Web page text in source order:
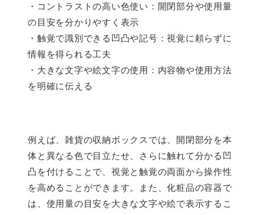
・コントラストの高い色使い：開閉部分や使用量
の目安を分かりやすく表示
・触覚で識別できる凹凸や記号：視覚に頼らずに
情報を得られる工夫
・大きな文字や絵文字の使用：内容物や使用方法
を明確に伝える
例えば、雑貨の収納ボックスでは、開閉部分を本
体と異なる色で目立たせ、さらに触れて分かる凹
凸を付けることで、視覚と触覚の両面から操作性
を高めることができます。また、化粧品の容器で
は、使用量の目安を大きな文字や絵で表示するこ